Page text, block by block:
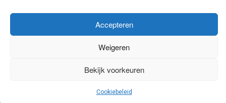
Accepteren
Weigeren
Bekijk voorkeuren
Cookiebeleid
Jeroen Bijen·Aangeboden door